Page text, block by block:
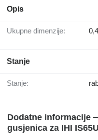
Opis
Ukupne dimenzije:
Stanje
Stanje:
Dodatne informacije
gusjenica za IHI